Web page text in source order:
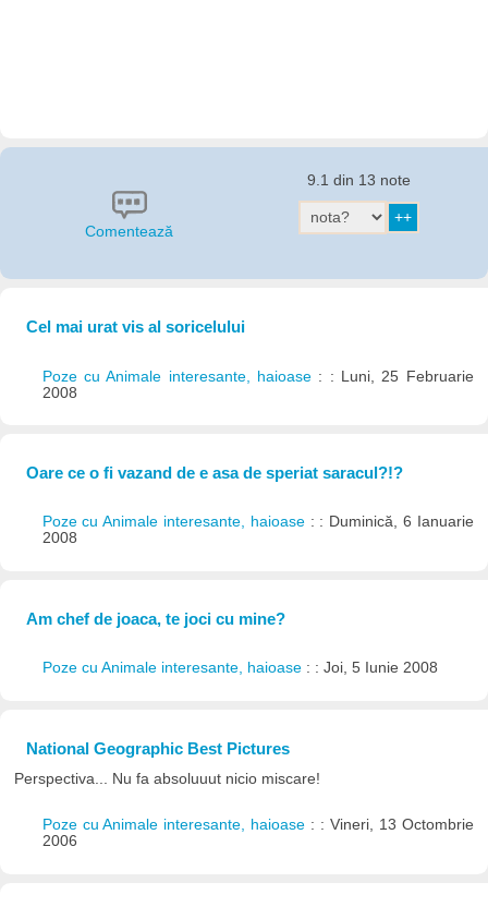
Comentează
9.1 din 13 note
Cel mai urat vis al soricelului
Poze cu Animale interesante, haioase : : Luni, 25 Februarie
2008
Oare ce o fi vazand de e asa de speriat saracul?!?
Poze cu Animale interesante, haioase : : Duminică, 6 Ianuarie
2008
Am chef de joaca, te joci cu mine?
Poze cu Animale interesante, haioase : : Joi, 5 Iunie 2008
National Geographic Best Pictures
Perspectiva... Nu fa absoluuut nicio miscare!
Poze cu Animale interesante, haioase : : Vineri, 13 Octombrie
2006